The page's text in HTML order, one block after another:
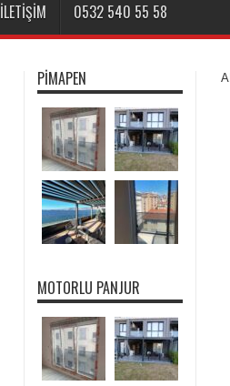
İLETIŞIM 0532 540 55 58
PIMAPEN
MOTORLU PANJUR